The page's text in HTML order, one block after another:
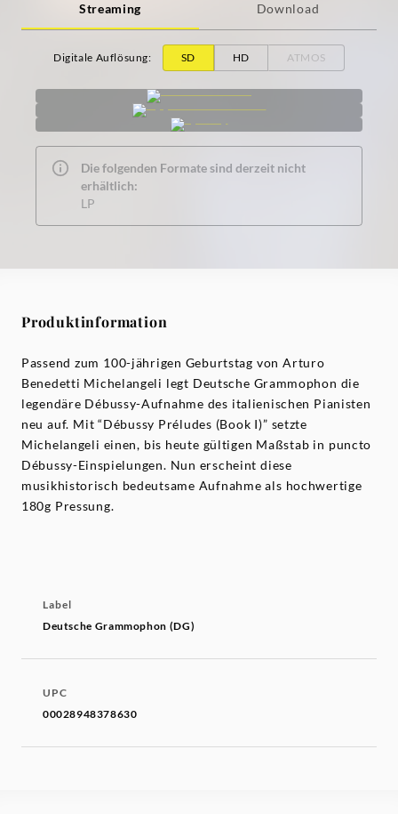
Streaming Download
Digitale Auflösung: SD HD ATMOS
Die folgenden Formate sind derzeit nicht
erhältlich:
LP
Produktinformation
Passend zum 100-jährigen Geburtstag von Arturo
Benedetti Michelangeli legt Deutsche Grammophon die
legendäre Débussy-Aufnahme des italienischen Pianisten
neu auf. Mit “Débussy Préludes (Book I)” setzte
Michelangeli einen, bis heute gültigen Maßstab in puncto
Débussy-Einspielungen. Nun erscheint diese
musikhistorisch bedeutsame Aufnahme als hochwertige
180g Pressung.
Label
Deutsche Grammophon (DG)
UPC
00028948378630